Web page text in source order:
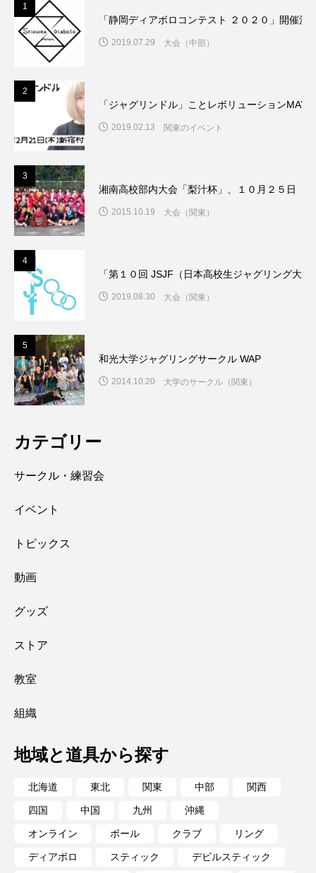
1
「静岡ディアボロコンテスト ２０２０」開催
2019.07.29 大会（中部）
2
「ジャグリンドル」ことレボリューション
2019.02.13 関東のイベント
3
湘南高校部内大会「梨汁杯」、１０月２５日（
2015.10.19 大会（関東）
4
「第１０回 JSJF（日本高校生ジャグリング大
2019.08.30 大会（関東）
5
和光大学ジャグリングサークル WAP
2014.10.20 大学のサークル（関東）
カテゴリー
サークル・練習会
イベント
トピックス
動画
グッズ
ストア
教室
組織
地域と道具から探す
北海道 東北 関東 中部 関西
四国 中国 九州 沖縄
オンライン ボール クラブ リング
ディアボロ スティック デビルスティック